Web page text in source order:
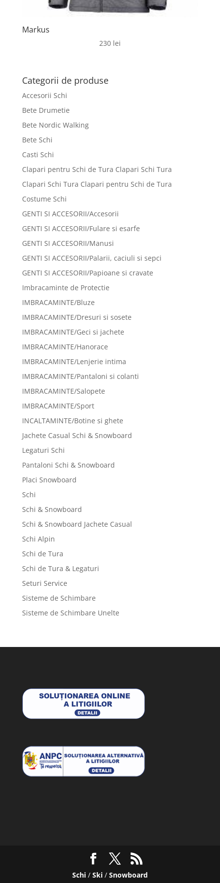
Markus
230 lei
Categorii de produse
Accesorii Schi
Bete Drumetie
Bete Nordic Walking
Bete Schi
Casti Schi
Clapari pentru Schi de Tura Clapari Schi Tura
Clapari Schi Tura Clapari pentru Schi de Tura
Costume Schi
GENTI SI ACCESORII/Accesorii
GENTI SI ACCESORII/Fulare si esarfe
GENTI SI ACCESORII/Manusi
GENTI SI ACCESORII/Palarii, caciuli si sepci
GENTI SI ACCESORII/Papioane si cravate
Imbracaminte de Protectie
IMBRACAMINTE/Bluze
IMBRACAMINTE/Dresuri si sosete
IMBRACAMINTE/Geci si jachete
IMBRACAMINTE/Hanorace
IMBRACAMINTE/Lenjerie intima
IMBRACAMINTE/Pantaloni si colanti
IMBRACAMINTE/Salopete
IMBRACAMINTE/Sport
INCALTAMINTE/Botine si ghete
Jachete Casual Schi & Snowboard
Legaturi Schi
Pantaloni Schi & Snowboard
Placi Snowboard
Schi
Schi & Snowboard
Schi & Snowboard Jachete Casual
Schi Alpin
Schi de Tura
Schi de Tura & Legaturi
Seturi Service
Sisteme de Schimbare
Sisteme de Schimbare Unelte
Schi/ Ski/ Snowboard